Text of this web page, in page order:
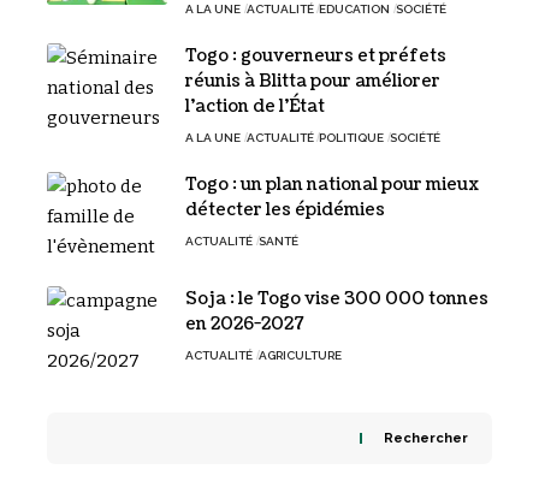
A LA UNE ACTUALITÉ EDUCATION SOCIÉTÉ
Togo : gouverneurs et préfets
réunis à Blitta pour améliorer
l’action de l’État
A LA UNE ACTUALITÉ POLITIQUE SOCIÉTÉ
Togo : un plan national pour mieux
détecter les épidémies
ACTUALITÉ SANTÉ
Soja : le Togo vise 300 000 tonnes
en 2026-2027
ACTUALITÉ AGRICULTURE
Rechercher